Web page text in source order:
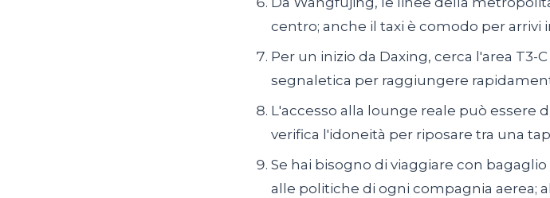
centro; anche il taxi è comodo per
Per un inizio da Daxing, cerca l'area T3-
segnaletica per raggiungere
L'accesso alla lounge reale può essere
verifica l'idoneità per riposare tra una
Se hai bisogno di viaggiare con
alle politiche di ogni compagnia aerea;